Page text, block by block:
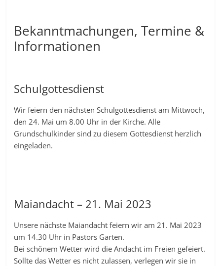
Bekanntmachungen, Termine &
Informationen
Schulgottesdienst
Wir feiern den nächsten Schulgottesdienst am Mittwoch,
den 24. Mai um 8.00 Uhr in der Kirche. Alle
Grundschulkinder sind zu diesem Gottesdienst herzlich
eingeladen.
Maiandacht – 21. Mai 2023
Unsere nächste Maiandacht feiern wir am 21. Mai 2023
um 14.30 Uhr in Pastors Garten.
Bei schönem Wetter wird die Andacht im Freien gefeiert.
Sollte das Wetter es nicht zulassen, verlegen wir sie in